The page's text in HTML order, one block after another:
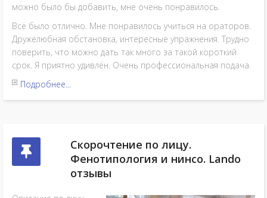
можно было бы добавить, мне очень понравилось.
Всё было отлично. Мне понравилось учиться на ораторов.
Дружелюбная обстановка, интересные упражнения. Трудно
поверить, что можно дать так много за такой короткий
срок. Я приятно удивлён. Очень профессиональная подача.
Подробнее...
Скорочтение по лицу.
Фенотипология и нинсо. Lando
отзывы